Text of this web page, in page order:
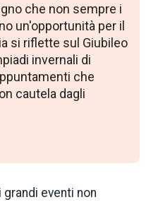
che non sempre i
un'opportunità per il
si riflette sul Giubileo
invernali di
che
cautela dagli
eventi non